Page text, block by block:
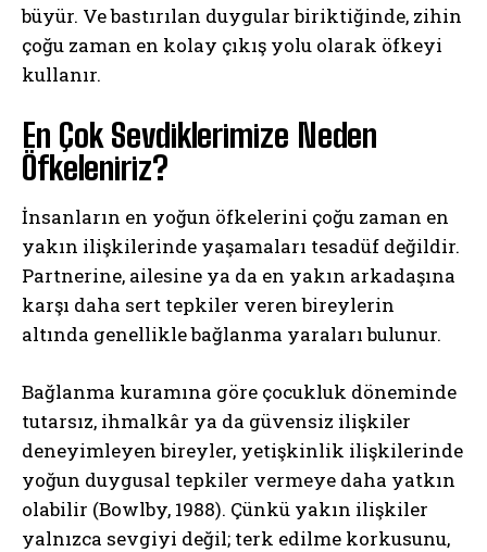
büyür. Ve bastırılan duygular biriktiğinde, zihin
çoğu zaman en kolay çıkış yolu olarak öfkeyi
kullanır.
En Çok Sevdiklerimize Neden
Öfkeleniriz?
İnsanların en yoğun öfkelerini çoğu zaman en
yakın ilişkilerinde yaşamaları tesadüf değildir.
Partnerine, ailesine ya da en yakın arkadaşına
karşı daha sert tepkiler veren bireylerin
altında genellikle bağlanma yaraları bulunur.
Bağlanma kuramına göre çocukluk döneminde
tutarsız, ihmalkâr ya da güvensiz ilişkiler
deneyimleyen bireyler, yetişkinlik ilişkilerinde
yoğun duygusal tepkiler vermeye daha yatkın
olabilir (Bowlby, 1988). Çünkü yakın ilişkiler
yalnızca sevgiyi değil; terk edilme korkusunu,